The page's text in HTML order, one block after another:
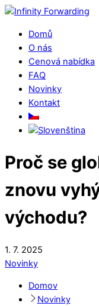
Skip
content
Menu
Domů
O nás
Cenová nabídka
FAQ
Novinky
Kontakt
Menu
Proč se
znovu
východu?
1. 7. 2025
Novinky
Domov
Novinky